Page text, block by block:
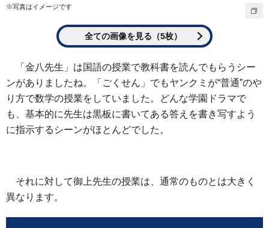
※写真はイメージです
全ての画像を見る（5枚）
「金八先生」は国語の授業で教科書を読んでもらうシー
ンがありましたね。「ごくせん」でもヤンクミが“普通”のや
り方で数学の授業をしていました。どんな学園ドラマで
も、基本的に先生は黒板に書いてある答えを書き写すよう
に指示するシーンがほとんどでした。
それに対して御上先生の授業は、通常のものとは大きく
異なります。